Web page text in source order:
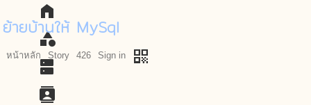
home
category
dns
contacts
ย้ายบ้านให้ MySql
หน้าหลัก Story 426 Sign in qr_code